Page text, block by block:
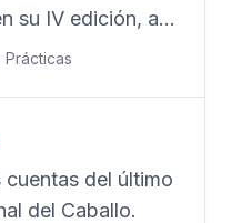
su IV edición, al
de
más de 300
de las
derechos
cuentas del último
del Caballo.